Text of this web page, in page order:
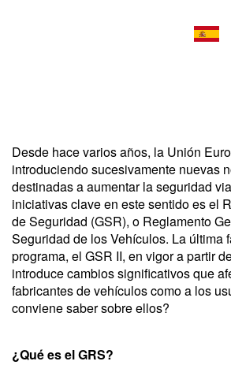
Desde hace varios años, la Unión
introduciendo sucesivamente nuevas
destinadas a aumentar la seguridad
iniciativas clave en este sentido es el
de Seguridad (GSR), o Reglamento
Seguridad de los Vehículos. La última
programa, el GSR II, en vigor a partir
introduce cambios significativos que
fabricantes de vehículos como a los
conviene saber sobre ellos?
¿Qué es el GRS?